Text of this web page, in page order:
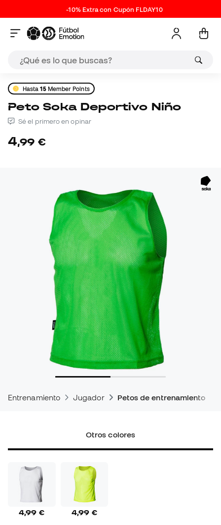
-10% Extra con Cupón FLDAY10
Hasta15Member Points
Peto Soka Deportivo Niño
Sé el primero en opinar
4,99 €
Entrenamiento Jugador Petos de entrenamiento
Otros colores
4,99 € 4,99 €